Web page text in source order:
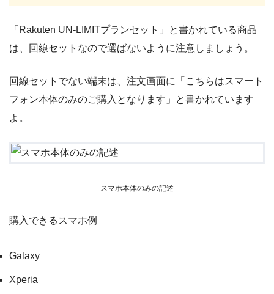
「Rakuten UN-LIMITプランセット」と書かれている商品
は、回線セットなので選ばないように注意しましょう。
回線セットでない端末は、注文画面に「こちらはスマート
フォン本体のみのご購入となります」と書かれています
よ。
スマホ本体のみの記述
購入できるスマホ例
Galaxy
Xperia